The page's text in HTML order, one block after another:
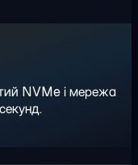
NVMe і мережа